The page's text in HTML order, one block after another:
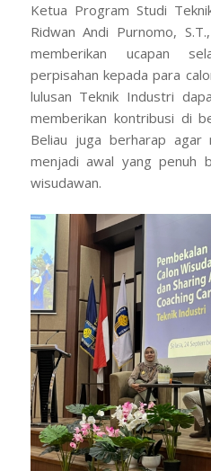
Ketua Program Studi
Ridwan Andi Purnomo,
memberikan ucapan
perpisahan kepada para
lulusan Teknik Industri
memberikan kontribusi di
Beliau juga berharap
menjadi awal yang penuh
wisudawan.